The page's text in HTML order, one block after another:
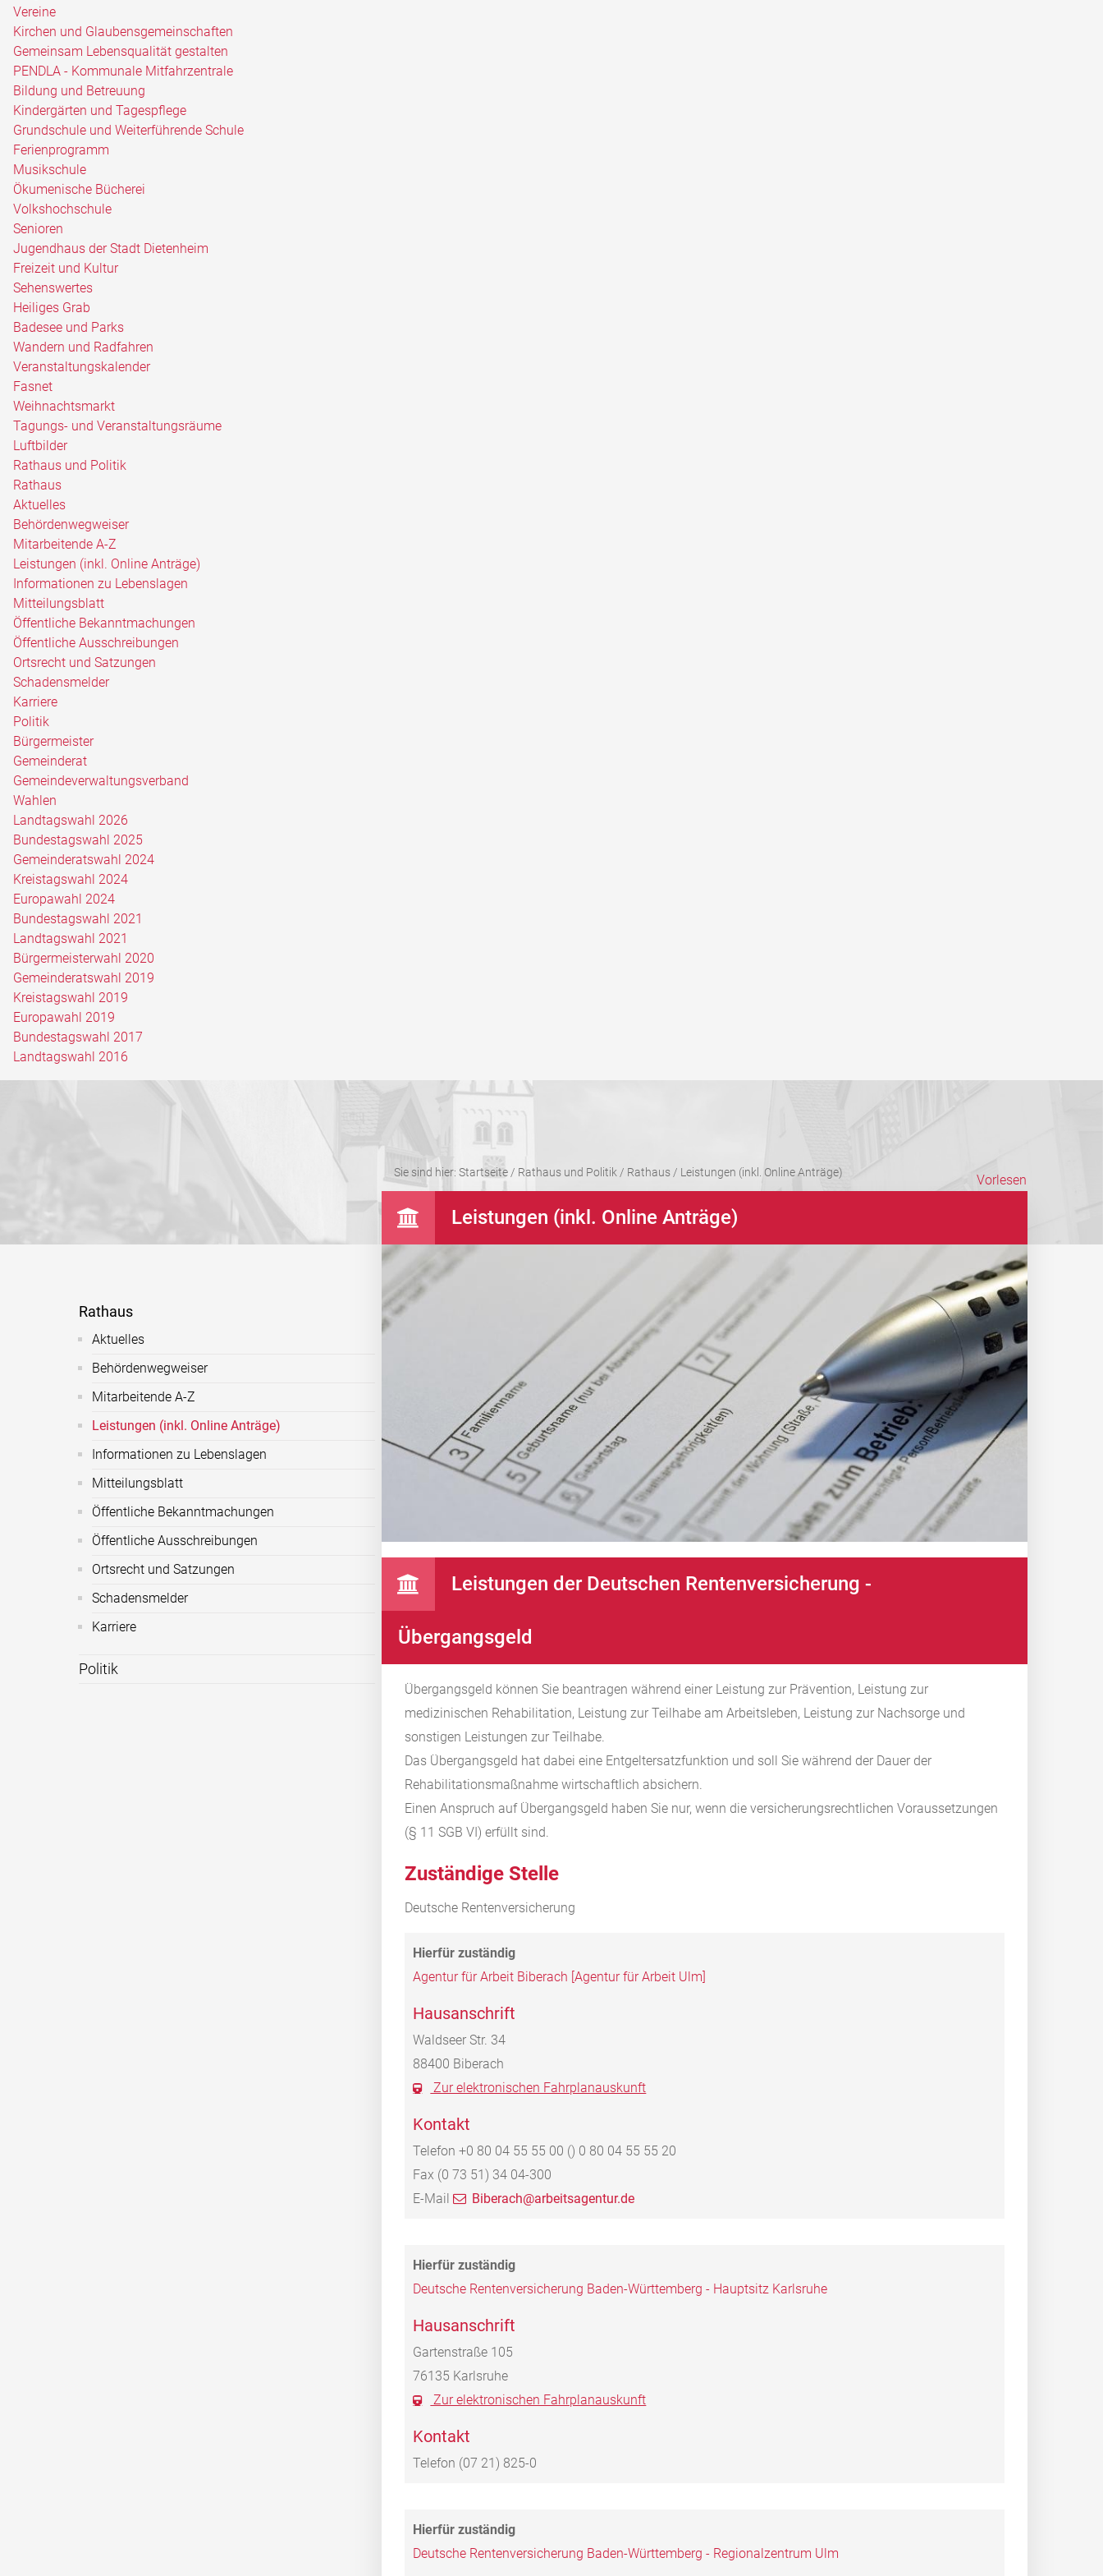
Vereine
Kirchen und Glaubensgemeinschaften
Gemeinsam Lebensqualität gestalten
PENDLA - Kommunale Mitfahrzentrale
Bildung und Betreuung
Kindergärten und Tagespflege
Grundschule und Weiterführende Schule
Ferienprogramm
Musikschule
Ökumenische Bücherei
Volkshochschule
Senioren
Jugendhaus der Stadt Dietenheim
Freizeit und Kultur
Sehenswertes
Heiliges Grab
Badesee und Parks
Wandern und Radfahren
Veranstaltungskalender
Fasnet
Weihnachtsmarkt
Tagungs- und Veranstaltungsräume
Luftbilder
Rathaus und Politik
Rathaus
Aktuelles
Behördenwegweiser
Mitarbeitende A-Z
Leistungen (inkl. Online Anträge)
Informationen zu Lebenslagen
Mitteilungsblatt
Öffentliche Bekanntmachungen
Öffentliche Ausschreibungen
Ortsrecht und Satzungen
Schadensmelder
Karriere
Politik
Bürgermeister
Gemeinderat
Gemeindeverwaltungsverband
Wahlen
Landtagswahl 2026
Bundestagswahl 2025
Gemeinderatswahl 2024
Kreistagswahl 2024
Europawahl 2024
Bundestagswahl 2021
Landtagswahl 2021
Bürgermeisterwahl 2020
Gemeinderatswahl 2019
Kreistagswahl 2019
Europawahl 2019
Bundestagswahl 2017
Landtagswahl 2016
Sie sind hier: Startseite/ Rathaus und Politik / Rathaus/ Leistungen (inkl. Online Anträge) Vorlesen
Rathaus
Aktuelles
Behördenwegweiser
Mitarbeitende A-Z
Leistungen (inkl. Online Anträge)
Informationen zu Lebenslagen
Mitteilungsblatt
Öffentliche Bekanntmachungen
Öffentliche Ausschreibungen
Ortsrecht und Satzungen
Schadensmelder
Karriere
Politik
Leistungen (inkl. Online Anträge)
Leistungen der Deutschen Rentenversicherung -
Übergangsgeld
Übergangsgeld können Sie beantragen während einer Leistung zur Prävention, Leistung zur
medizinischen Rehabilitation, Leistung zur Teilhabe am Arbeitsleben, Leistung zur Nachsorge und
sonstigen Leistungen zur Teilhabe.
Das Übergangsgeld hat dabei eine Entgeltersatzfunktion und soll Sie während der Dauer der
Rehabilitationsmaßnahme wirtschaftlich absichern.
Einen Anspruch auf Übergangsgeld haben Sie nur, wenn die versicherungsrechtlichen Voraussetzungen
(§ 11 SGB VI) erfüllt sind.
Zuständige Stelle
Deutsche Rentenversicherung
Agentur für Arbeit Biberach [Agentur für Arbeit Ulm]
Hausanschrift
Waldseer Str. 34
88400 Biberach
Zur elektronischen Fahrplanauskunft
Kontakt
Telefon +0 80 04 55 55 00 () 0 80 04 55 55 20
Fax (0 73 51) 34 04-300
E-Mail
Biberach@arbeitsagentur.de
Deutsche Rentenversicherung Baden-Württemberg - Hauptsitz Karlsruhe
Hausanschrift
Gartenstraße 105
76135 Karlsruhe
Zur elektronischen Fahrplanauskunft
Kontakt
Telefon (07 21) 825-0
Deutsche Rentenversicherung Baden-Württemberg - Regionalzentrum Ulm